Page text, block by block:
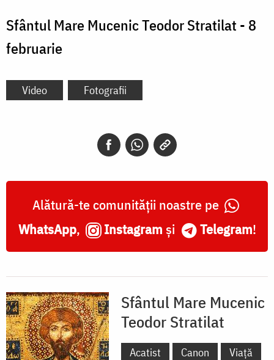
Sfântul Mare Mucenic Teodor Stratilat - 8
februarie
Video Fotografii
Alătură-te comunității noastre pe
WhatsApp, Instagram și Telegram!
Sfântul Mare Mucenic
Teodor Stratilat
Acatist Canon
Viață